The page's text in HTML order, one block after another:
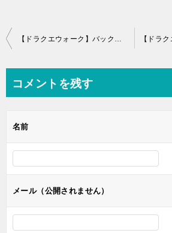
投
ビ
ー
シ
ョ
ン
コメントを残す
名前
メール（公開されません）